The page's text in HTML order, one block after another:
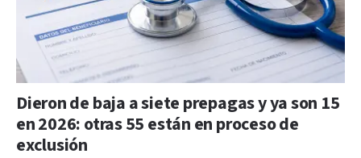
Dieron de baja a siete prepagas y ya son 15
en 2026: otras 55 están en proceso de
exclusión